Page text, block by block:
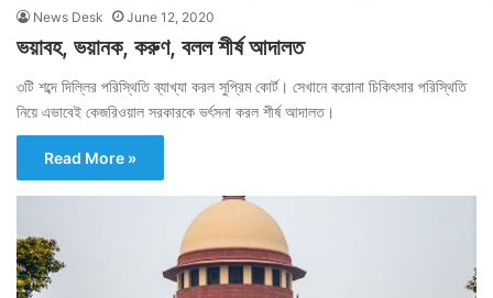
News Desk June 12, 2020
ভয়াবহ, ভয়ানক, করুণ, বলল শীর্ষ আদালত
৩টি শব্দে দিল্লির পরিস্থিতি ব্যাখ্যা করল সুপ্রিম কোর্ট। সেখানে করোনা চিকিৎসার পরিস্থিতি
নিয়ে এভাবেই কেজরিওয়াল সরকারকে ভর্ৎসনা করল শীর্ষ আদালত।
Read More »